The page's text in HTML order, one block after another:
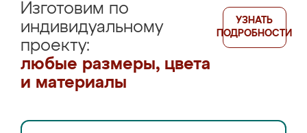
Изготовим по
индивидуальному
проекту:
любые размеры, цвета
и материалы
УЗНАТЬ
ПОДРОБНОСТИ